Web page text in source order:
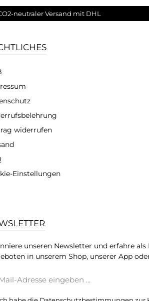
neutraler Versand mit DHL
widerrufen
Einstellungen
unseren Newsletter und erfahre
in unserem Shop, unserer App